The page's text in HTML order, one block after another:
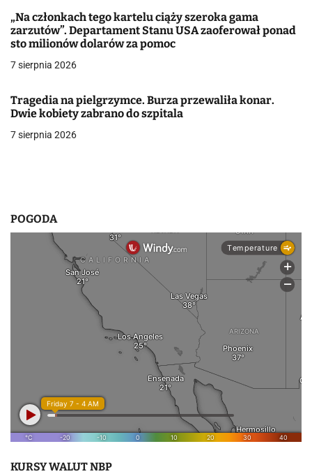
w
p
i
u
„Na członkach tego kartelu ciąży szeroka gama
zarzutów”. Departament Stanu USA zaoferował ponad
sto milionów dolarów za pomoc
7 sierpnia 2026
Tragedia na pielgrzymce. Burza przewaliła konar.
Dwie kobiety zabrano do szpitala
7 sierpnia 2026
POGODA
KURSY WALUT NBP